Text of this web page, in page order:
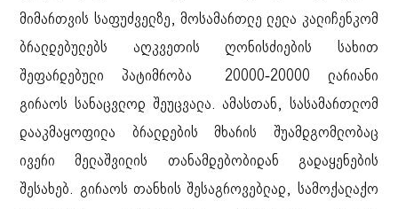
მიმართვის საფუძველზე, მოსამართლე ლელა კალიჩენკომ
ბრალდებულებს აღკვეთის ღონისძიების სახით
შეფარდებული პატიმრობა 20000-20000 ლარიანი
გირაოს სანაცვლოდ შეუცვალა. ამასთან, სასამართლომ
დააკმაყოფილა ბრალდების მხარის შუამდგომლობაც
ივერი მელაშვილის თანამდებობიდან გადაყენების
შესახებ. გირაოს თანხის შესაგროვებლად, სამოქალაქო